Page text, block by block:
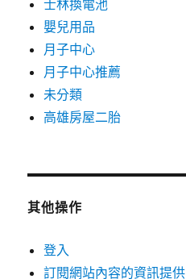
士林換電池
嬰兒用品
月子中心
月子中心推薦
未分類
高雄房屋二胎
其他操作
登入
訂閱網站內容的資訊提供